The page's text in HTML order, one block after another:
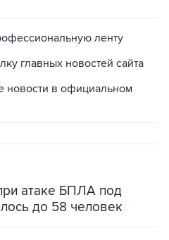
ленту
главных новостей сайта
новости в официальном
атаке БПЛА под
до 58 человек